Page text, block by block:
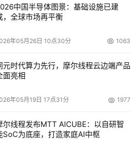
的MoE大模型，在知识推理、工具
强，处于业界第一梯队。盘古大模
件训练，标志着基于昇腾可以打造
高效长序列、低幻觉、快慢思考融
升级，提升用户体验。例如，盘古
一的技术，通过构建难度感知的快
简单问题敏捷回复，复杂问题深度
效率提升8倍。盘古深度研究
中国半导体图景：基础设施已建
，全球市场再平衡
年05月26日 10点30分 1063
元时代算力先行，摩尔线程云边端产品
面亮相
年05月19日 17点31分 1977
尔线程发布MTT AICUBE：以自研智
SoC为底座，打造家庭AI中枢